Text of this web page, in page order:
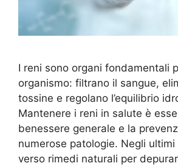
I reni sono organi fondamentali
organismo: filtrano il sangue,
tossine e regolano l’equilibrio
Mantenere i reni in salute è
benessere generale e la
numerose patologie. Negli ultimi
verso rimedi naturali per